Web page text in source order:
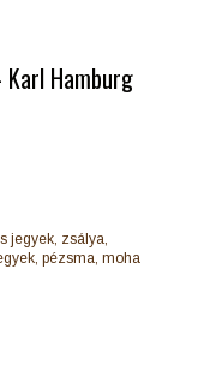
Hamburg
jegyek, zsálya,
pézsma, moha